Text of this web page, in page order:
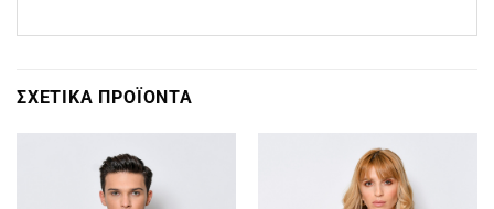
ΣΧΕΤΙΚΆ ΠΡΟΪΌΝΤΑ